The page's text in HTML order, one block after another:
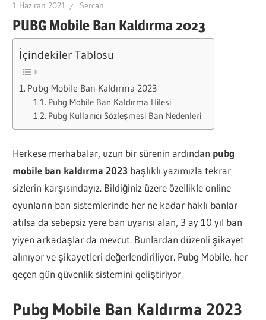
1 Haziran 2021 Sercan
PUBG Mobile Ban Kaldırma 2023
İçindekiler Tablosu
Pubg Mobile Ban Kaldırma 2023
Pubg Mobile Ban Kaldırma Hilesi
Pubg Kullanıcı Sözleşmesi Ban Nedenleri
Herkese merhabalar, uzun bir sürenin ardından pubg
mobile ban kaldırma 2023 başlıklı yazımızla tekrar
sizlerin karşısındayız. Bildiğiniz üzere özellikle online
oyunların ban sistemlerinde her ne kadar haklı banlar
atılsa da sebepsiz yere ban uyarısı alan, 3 ay 10 yıl ban
yiyen arkadaşlar da mevcut. Bunlardan düzenli şikayet
alınıyor ve şikayetleri değerlendiriliyor. Pubg Mobile, her
geçen gün güvenlik sistemini geliştiriyor.
Pubg Mobile Ban Kaldırma 2023